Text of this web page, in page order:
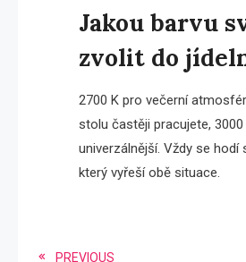
Jakou barvu
zvolit do
2700 K pro večerní
stolu častěji pracujete, 3000
univerzálnější. Vždy se hodí
který vyřeší obě situace.
PREVIOUS